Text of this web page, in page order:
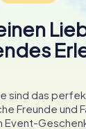
sind das
Freunde und
Event-